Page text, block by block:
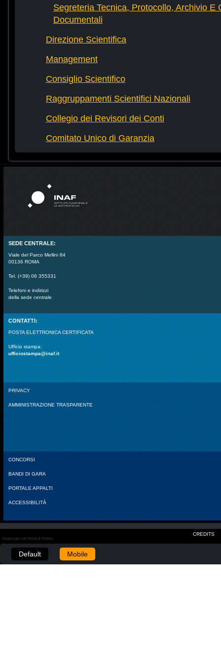
Segreteria Tecnica, Protocollo, Archivio E
Documentali
Direzione Scientifica
Management
Consiglio Scientifico
Raggruppamenti Scientifici Nazionali
Collegio dei Revisori dei Conti
Comitato Unico di Garanzia
SEDE CENTRALE:
Viale del Parco Mellini 84
00136 ROMA
Tel. (+39) 06 355331
Telefoni e indirizzi
della sede centrale
CONTATTI:
POSTA ELETTRONICA CERTIFICATA
Ufficio stampa:
ufficiostampa@inaf.it
PRIVACY
AMMINISTRAZIONE TRASPARENTE
CONCORSI
BANDI DI GARA
PORTALE APPALTI
ACCESSIBILITÀ
CREDITS
Realizzato con Plone & Python
Default Mobile